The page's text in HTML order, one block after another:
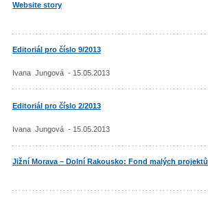
Website story
Editoriál pro číslo 9/2013
Ivana Jungová - 15.05.2013
Editoriál pro číslo 2/2013
Ivana Jungová - 15.05.2013
Jižní Morava – Dolní Rakousko: Fond malých projektů